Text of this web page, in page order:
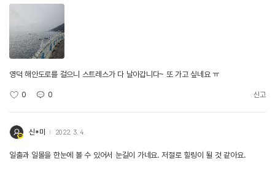
영덕 해안도로를 걸으니 스트레스가 다 날아갑니다~ 또 가고 싶네요 ㅠ
0 0 신고
신*미 2022. 3. 4.
일출과 일몰을 한눈에 볼 수 있어서 눈길이 가네요. 저절로 힐링이 될 것 같아요.